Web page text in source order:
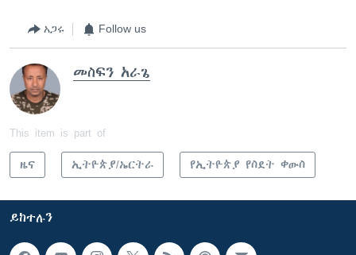
አጋሩ Follow us
መስፍን አራጌ
This item is part of
ዜና ኢትዮጵያ/ኤርትራ የኢትዮጵያ የስደት ቀውስ
ይከተሉን